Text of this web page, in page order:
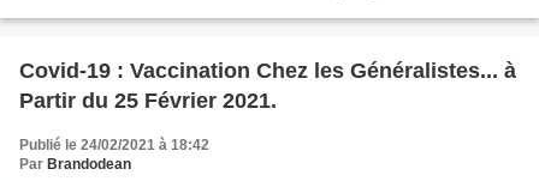
Covid-19 : Vaccination Chez les Généralistes... à
Partir du 25 Février 2021.
Publié le 24/02/2021 à 18:42
Par Brandodean